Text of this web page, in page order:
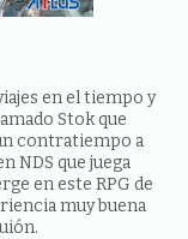
en el tiempo y
Stok que
contratiempo a
NDS que juega
en este RPG de
muy buena